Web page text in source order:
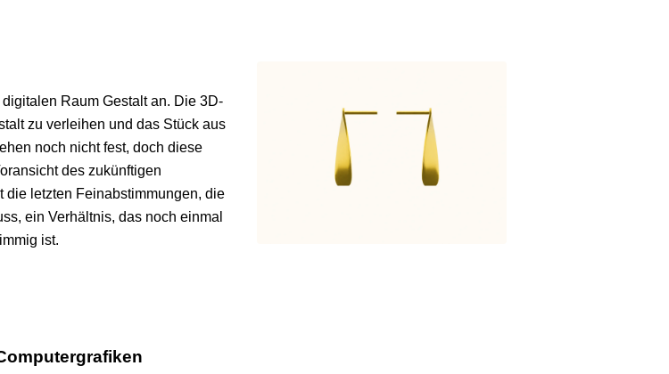
Raum Gestalt an. Die 3D-
zu verleihen und das Stück aus
noch nicht fest, doch diese
des zukünftigen
die letzten Feinabstimmungen, die
ein Verhältnis, das noch einmal
ist.